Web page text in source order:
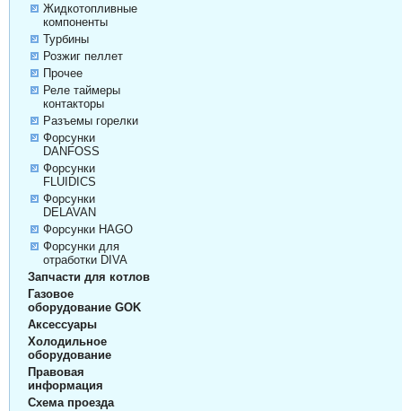
Жидкотопливные
компоненты
Турбины
Розжиг пеллет
Прочее
Реле таймеры
контакторы
Разъемы горелки
Форсунки
DANFOSS
Форсунки
FLUIDICS
Форсунки
DELAVAN
Форсунки HAGO
Форсунки для
отработки DIVA
Запчасти для котлов
Газовое
оборудование GOK
Аксессуары
Холодильное
оборудование
Правовая
информация
Схема проезда